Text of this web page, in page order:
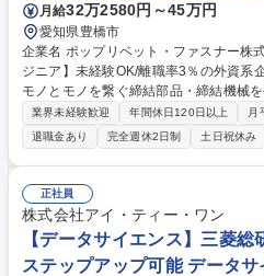
月給32万2580円～45万円
愛知県豊橋市
企業名 ポップリベット・ファスナー株式会社 求人名 【豊橋/サ
ジニア】未経験OK/離職率3％の外資系企業/夜
モノとモノを繋ぐ締結部品・締結機械
ーカー等の工場を訪問し、顧客の保全
品の保全をお任せいたします。 ■設備の顧客問合せ対応 ■出荷前検査・評
価・修理 ■納入設置・保守点検 ■マニュ
緊急対応や夜間の呼び出し対応などは発生いた
橋/サービスエンジニア】未経験OK/離
応無
業界未経験歓迎 年間休日120日以上 月
退職金あり
完全週休2日制 土日祝休み
正社員
株式会社アイ・ティー・ワン
【データサイエンス】三菱
ステップアップ可能 データサ